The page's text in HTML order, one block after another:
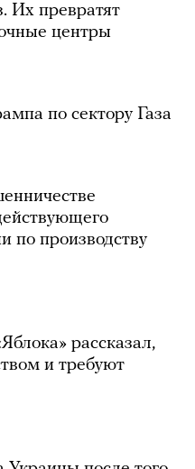
Их превратят
центры
по сектору Газа
по производству
рассказал,
и требуют